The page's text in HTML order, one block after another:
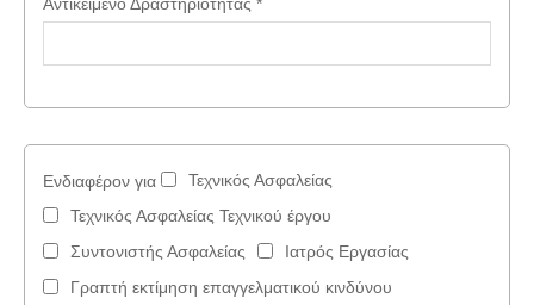
Ενδιαφέρον για
Τεχνικός Ασφαλείας
Τεχνικός Ασφαλείας Τεχνικού έργου
Συντονιστής Ασφαλείας
Ιατρός Εργασίας
Γραπτή εκτίμηση επαγγελματικού κινδύνου